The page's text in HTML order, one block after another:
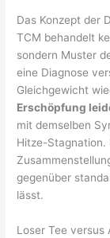
Das Konzept der
TCM behandelt
sondern Muster
eine Diagnose
Gleichgewicht
Erschöpfung
mit demselben
Hitze-Stagnation.
gegenüber
lässt.
Loser Tee versus